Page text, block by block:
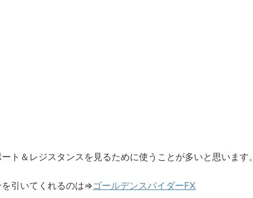
ト＆レジスタンスを見るために使うことが多いと思います。
引いてくれるのは⇒ゴールデンスパイダーFX